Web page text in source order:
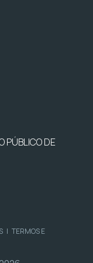
PÚBLICO DE
| TERMOS E